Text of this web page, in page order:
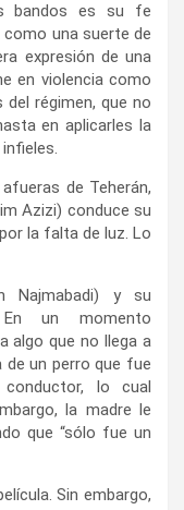
bandos es su fe
como una suerte de
expresión de una
en violencia como
régimen, que no
en aplicarles la
de Teherán,
Azizi) conduce su
la falta de luz. Lo
Najmabadi) y su
un momento
algo que no llega a
de un perro que fue
lo cual
la madre le
que “sólo fue un
Sin embargo,